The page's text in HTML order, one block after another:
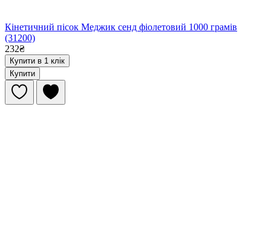
Кінетичний пісок Меджик сенд фіолетовий 1000 грамів
(31200)
232₴
Купити в 1 клік
Купити